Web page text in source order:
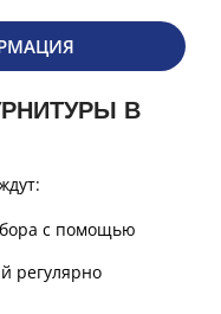
В
с помощью
регулярно